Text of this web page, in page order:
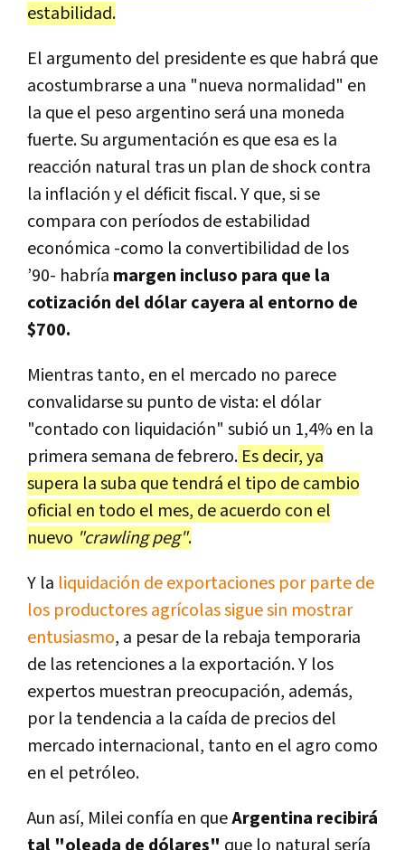
estabilidad.
El argumento del presidente es que habrá que
acostumbrarse a una "nueva normalidad" en
la que el peso argentino será una moneda
fuerte. Su argumentación es que esa es la
reacción natural tras un plan de shock contra
la inflación y el déficit fiscal. Y que, si se
compara con períodos de estabilidad
económica -como la convertibilidad de los
’90- habría margen incluso para que la
cotización del dólar cayera al entorno de
$700.
Mientras tanto, en el mercado no parece
convalidarse su punto de vista: el dólar
"contado con liquidación" subió un 1,4% en la
primera semana de febrero. Es decir, ya
supera la suba que tendrá el tipo de cambio
oficial en todo el mes, de acuerdo con el
nuevo "crawling peg".
Y la liquidación de exportaciones por parte de
los productores agrícolas sigue sin mostrar
entusiasmo, a pesar de la rebaja temporaria
de las retenciones a la exportación. Y los
expertos muestran preocupación, además,
por la tendencia a la caída de precios del
mercado internacional, tanto en el agro como
en el petróleo.
Aun así, Milei confía en queArgentina recibirá